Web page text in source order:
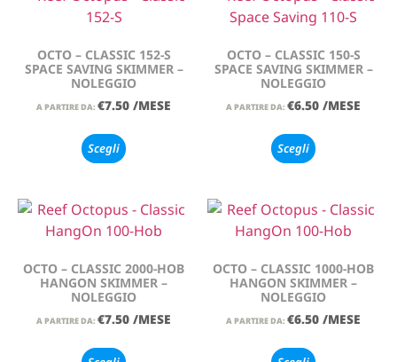
OCTO – CLASSIC 152-S
SPACE SAVING SKIMMER –
NOLEGGIO
A PARTIRE DA: €7.50 /MESE
Scegli
OCTO – CLASSIC 150-S
SPACE SAVING SKIMMER –
NOLEGGIO
A PARTIRE DA: €6.50 /MESE
Scegli
OCTO – CLASSIC 2000-HOB
HANGON SKIMMER –
NOLEGGIO
A PARTIRE DA: €7.50 /MESE
OCTO – CLASSIC 1000-HOB
HANGON SKIMMER –
NOLEGGIO
A PARTIRE DA: €6.50 /MESE